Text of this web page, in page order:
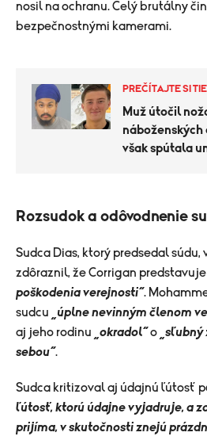
nosil na ochranu. Celý brutálny
bezpečnostnými kamerami.
PREČÍTAJTE SI
Muž útočil
náboženských
však spútala
Rozsudok a odôvodnenie
Sudca Dias, ktorý predsedal súdu,
zdôraznil, že Corrigan predstavuje
poškodenia verejnosti“.
sudcu „úplne nevinným členom
aj jeho rodinu
„okradol“o
sebou“.
Sudca kritizoval aj údajnú ľútosť
ľútosť, ktorú údajne vyjadruje, a
prijíma, v skutočnosti znejú